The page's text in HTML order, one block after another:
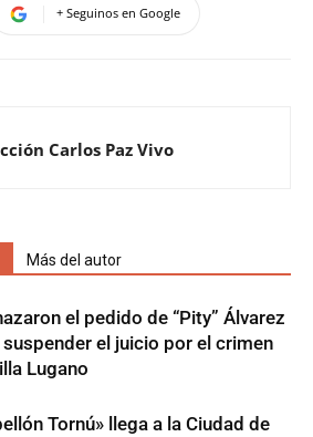
+ Seguinos en Google
Carlos Paz Vivo
Más del autor
el pedido de “Pity” Álvarez
suspender el juicio por el crimen
Lugano
Tornú» llega a la Ciudad de